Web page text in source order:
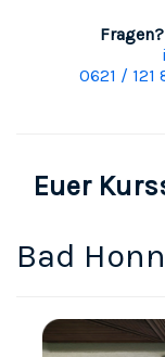
0621 / 121
Euer
Bad